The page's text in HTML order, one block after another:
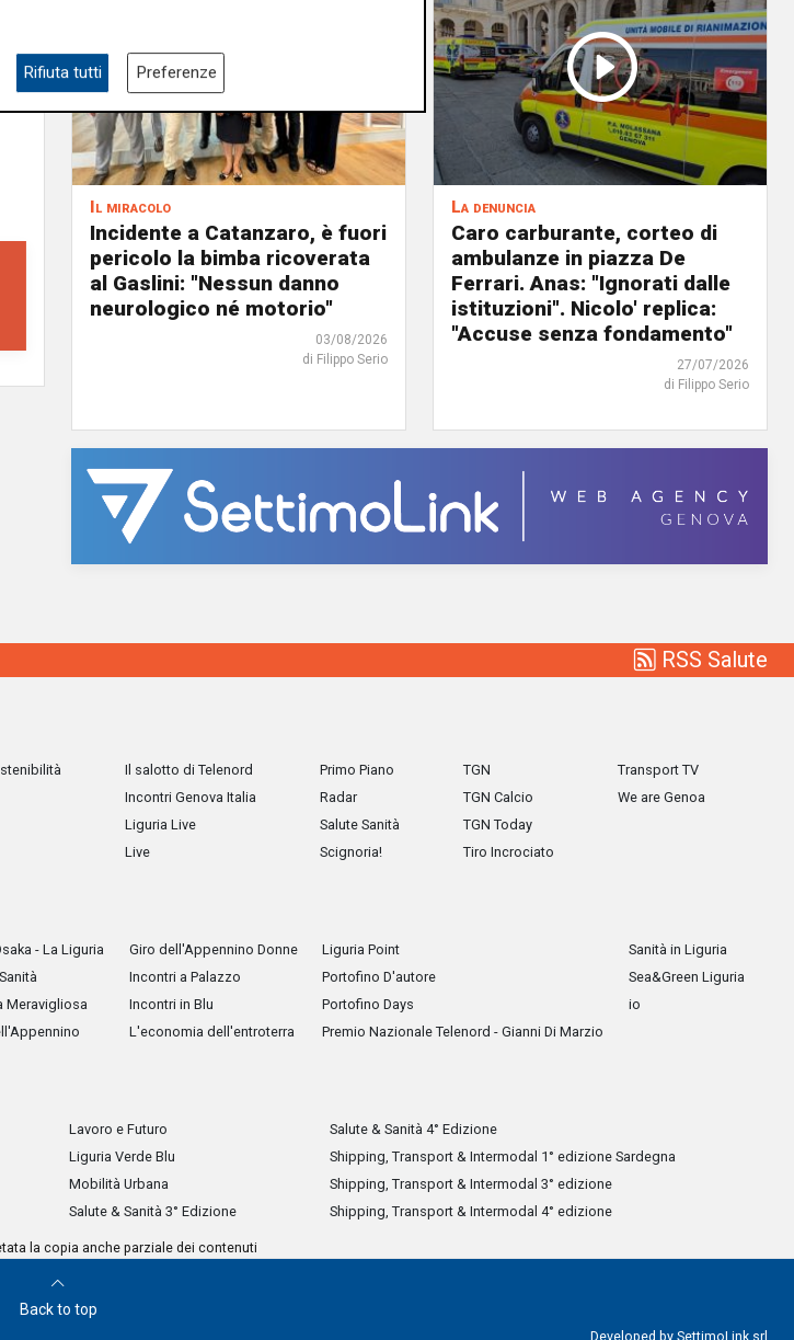
Il miracolo
Incidente a Catanzaro, è fuori
pericolo la bimba ricoverata
al Gaslini: "Nessun danno
neurologico né motorio"
03/08/2026
di Filippo Serio
La denuncia
Caro carburante, corteo di
ambulanze in piazza De
Ferrari. Anas: "Ignorati dalle
istituzioni". Nicolo' replica:
"Accuse senza fondamento"
27/07/2026
di Filippo Serio
RSS Salute
Il salotto di Telenord
Incontri Genova Italia
Liguria Live
Live
Primo Piano
Radar
Salute Sanità
Scignoria!
TGN
TGN Calcio
TGN Today
Tiro Incrociato
Transport TV
We are Genoa
- La Liguria
Meravigliosa
Giro dell'Appennino Donne
Incontri a Palazzo
Incontri in Blu
L'economia dell'entroterra
Liguria Point
Portofino D'autore
Portofino Days
Premio Nazionale Telenord - Gianni Di Marzio
Sanità in Liguria
Sea&Green Liguria
io
Lavoro e Futuro
Liguria Verde Blu
Mobilità Urbana
Salute & Sanità 3° Edizione
Salute & Sanità 4° Edizione
Shipping, Transport & Intermodal 1° edizione Sardegna
Shipping, Transport & Intermodal 3° edizione
Shipping, Transport & Intermodal 4° edizione
la copia anche parziale dei contenuti
Back to top
Developed by SettimoLink srl
Rifiuta tutti Preferenze